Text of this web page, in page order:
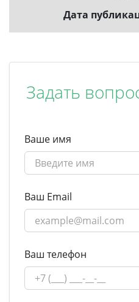
Дата
Задать
Ваше имя
Ваш Email
Ваш телефон